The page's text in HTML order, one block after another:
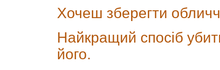
Хочеш зберегти
Найкращий спосіб
його.